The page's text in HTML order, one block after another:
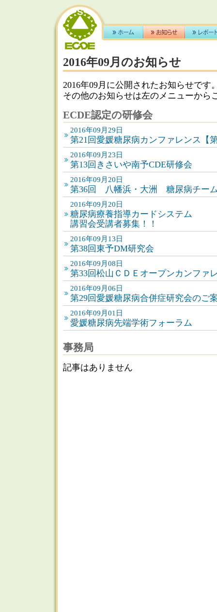
2016年09月のお知らせ
2016年09月に公開されたお知らせです
その他のお知らせは左のメニューから
ECDE認定の研修会
2016年09月29日
第21回愛媛糖尿病カンファレンス【
2016年09月23日
第13回きさいや南予CDE研修会
2016年09月20日
第36回 八幡浜・大洲 糖尿病チー
2016年09月20日
糖尿病療養指導カードシステム
講習会受講者募集！！
2016年09月13日
第38回東予DM研究会
2016年09月08日
第33回松山ＣＤＥオープンカンファ
2016年09月06日
第29回愛媛糖尿病合併症研究会のご
2016年09月01日
愛媛糖尿病先端学術フォーラム
事務局
記事はありません